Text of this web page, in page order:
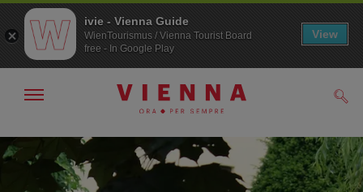
Alla
navigazione
Al
contenuto
Mostra/nascondi
ivie - Vienna Guide
WienTourismus / Vienna Tourist Board
free - In Google Play
View